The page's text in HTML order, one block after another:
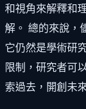
和視角來解釋和
解。 總的來說，
它仍然是學術研
限制，研究者可
索過去，開創未